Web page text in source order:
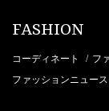
FASHION
コーディネート / フ
ファッションニュース